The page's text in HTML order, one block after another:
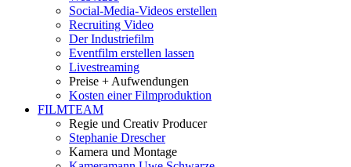
Social-Media-Videos erstellen
Recruiting Video
Der Industriefilm
Eventfilm erstellen lassen
Livestreaming
Preise + Aufwendungen
Kosten einer Filmproduktion
FILMTEAM
Regie und Creativ Producer
Stephanie Drescher
Kamera und Montage